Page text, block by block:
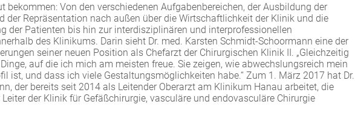
bekommen: Von den verschiedenen Aufgabenbereichen, der Ausbildung der
der Repräsentation nach außen über die Wirtschaftlichkeit der Klinik und die
der Patienten bis hin zur interdisziplinären und interprofessionellen
des Klinikums. Darin sieht Dr. med. Karsten Schmidt-Schoormann eine der
seiner neuen Position als Chefarzt der Chirurgischen Klinik II. „Gleichzeitig
auf die ich mich am meisten freue. Sie zeigen, wie abwechslungsreich mein
ist, und dass ich viele Gestaltungsmöglichkeiten habe.“ Zum 1. März 2017 hat Dr.
der bereits seit 2014 als Leitender Oberarzt am Klinikum Hanau arbeitet, die
der Klinik für Gefäßchirurgie, vasculäre und endovasculäre Chirurgie